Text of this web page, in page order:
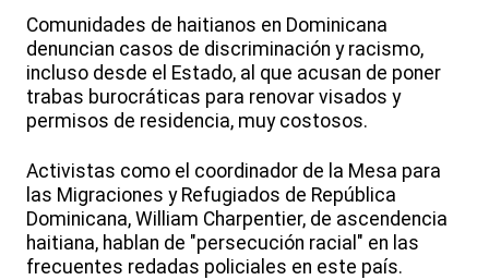
Comunidades de haitianos en Dominicana
denuncian casos de discriminación y racismo,
incluso desde el Estado, al que acusan de poner
trabas burocráticas para renovar visados y
permisos de residencia, muy costosos.
Activistas como el coordinador de la Mesa para
las Migraciones y Refugiados de República
Dominicana, William Charpentier, de ascendencia
haitiana, hablan de "persecución racial" en las
frecuentes redadas policiales en este país.